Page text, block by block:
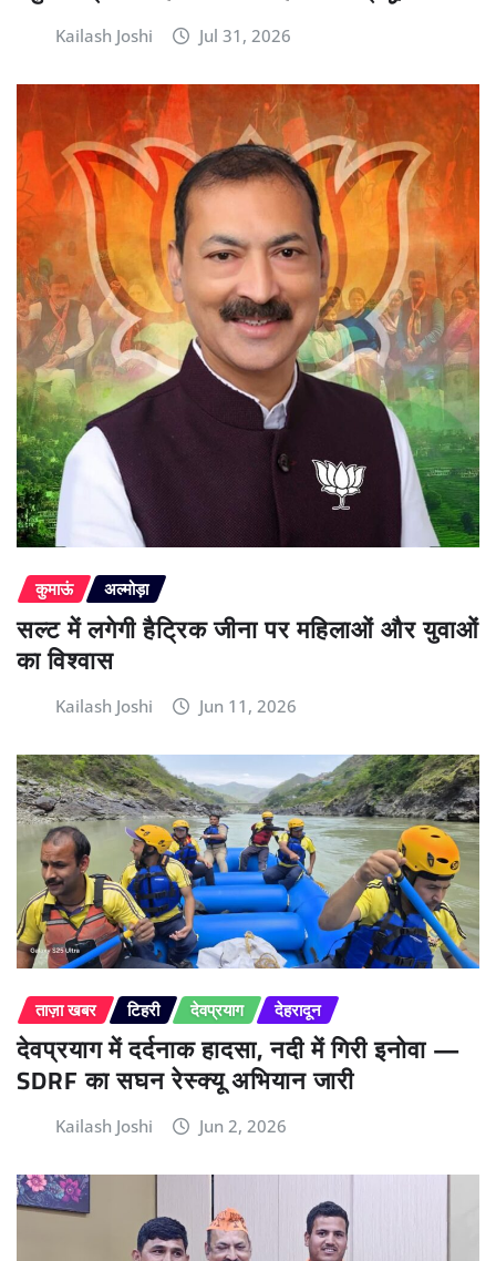
Kailash Joshi Jul 31, 2026
कुमाऊं अल्मोड़ा
सल्ट में लगेगी हैट्रिक जीना पर महिलाओं और युवाओं
का विश्वास
Kailash Joshi Jun 11, 2026
ताज़ा खबर टिहरी देवप्रयाग देहरादून
देवप्रयाग में दर्दनाक हादसा, नदी में गिरी इनोवा —
SDRF का सघन रेस्क्यू अभियान जारी
Kailash Joshi Jun 2, 2026